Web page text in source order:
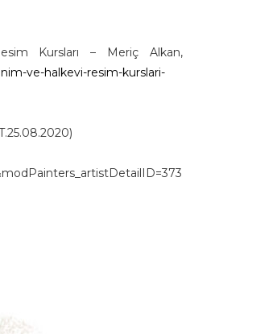
Kursları – Meriç Alkan,
ve-halkevi-resim-kurslari-